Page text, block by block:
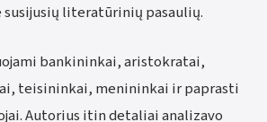
literatūrinių pasaulių.
bankininkai, aristokratai,
teisininkai, menininkai ir paprasti
Autorius itin detaliai analizavo